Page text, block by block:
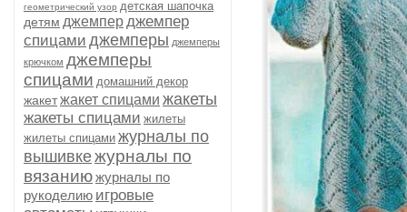
геометрический узор детская шапочка
детям джемперджемпер
спицами джемперы джемперы
крючком джемперы
спицами домашний декор
жакетжакет спицами жакеты
жакеты спицами жилеты
жилеты спицами журналы по
вышивкежурналы по
вязаниюжурналы по
рукоделию игровые